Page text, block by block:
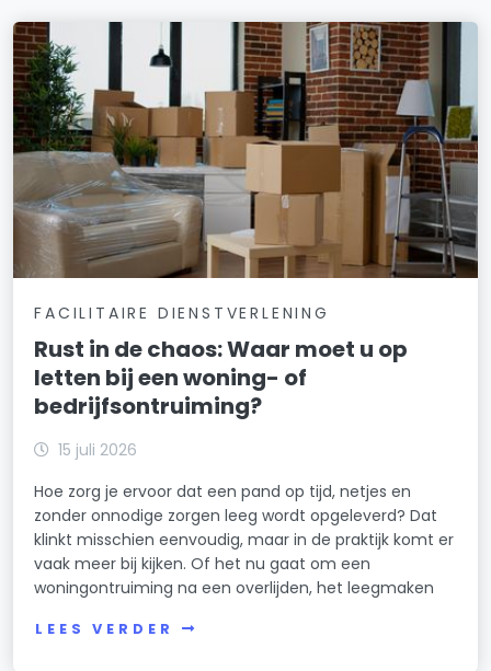
FACILITAIRE DIENSTVERLENING
Rust in de chaos: Waar moet u op
letten bij een woning- of
bedrijfsontruiming?
15 juli 2026
Hoe zorg je ervoor dat een pand op tijd, netjes en
zonder onnodige zorgen leeg wordt opgeleverd? Dat
klinkt misschien eenvoudig, maar in de praktijk komt er
vaak meer bij kijken. Of het nu gaat om een
woningontruiming na een overlijden, het leegmaken
LEES VERDER